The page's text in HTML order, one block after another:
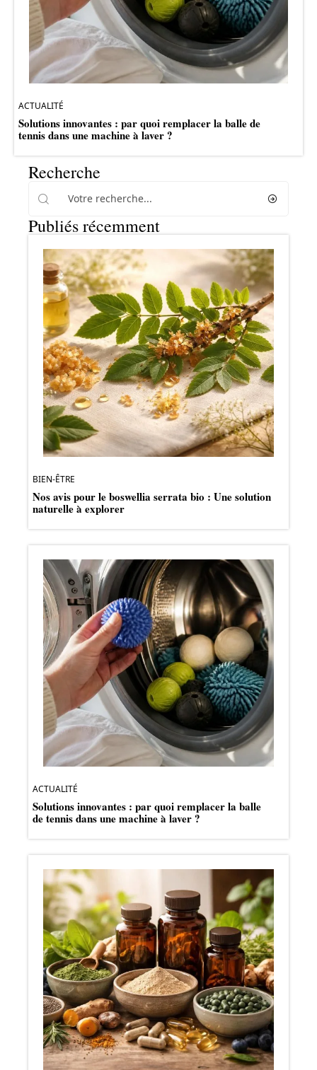
ACTUALITÉ
Solutions innovantes : par quoi remplacer la balle de
tennis dans une machine à laver ?
Recherche
Publiés récemment
BIEN-ÊTRE
Nos avis pour le boswellia serrata bio : Une solution
naturelle à explorer
ACTUALITÉ
Solutions innovantes : par quoi remplacer la balle
de tennis dans une machine à laver ?